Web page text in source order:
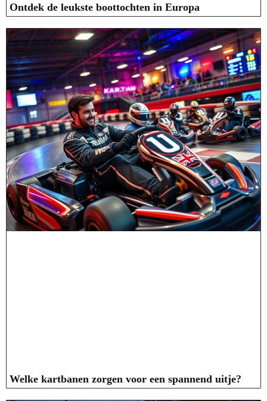
Ontdek de leukste boottochten in Europa
Welke kartbanen zorgen voor een spannend uitje?